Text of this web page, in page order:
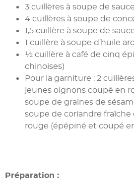
3 cuillères à soupe de
4 cuillères à soupe de
1,5 cuillère à soupe de
1 cuillère à soupe d’huile
½ cuillère à café de cinq
chinoises)
Pour la garniture : 2
jeunes oignons coupé en
soupe de graines de
soupe de coriandre
rouge (épépiné et coupé
Préparation :